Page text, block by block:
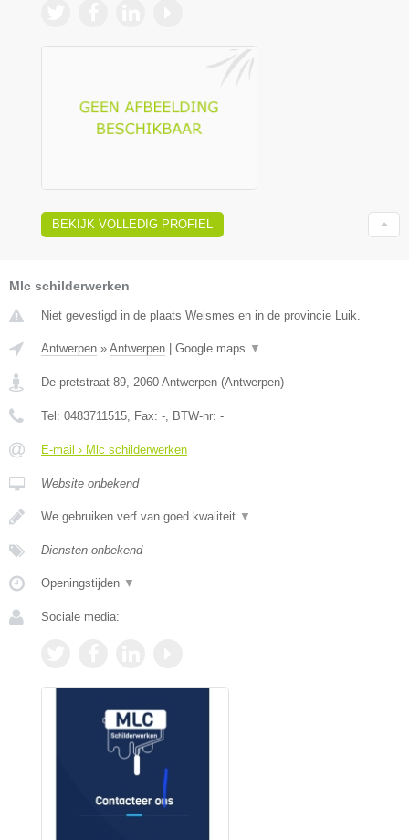
BEKIJK VOLLEDIG PROFIEL
Mlc schilderwerken
Niet gevestigd in de plaats Weismes en in de provincie Luik.
Antwerpen » Antwerpen Google maps ▼
De pretstraat 89, 2060 Antwerpen (Antwerpen)
Tel: 0483711515, Fax: -, BTW-nr: -
E-mail › Mlc schilderwerken
Website onbekend
We gebruiken verf van goed kwaliteit ▼
Diensten onbekend
Openingstijden ▼
Sociale media: